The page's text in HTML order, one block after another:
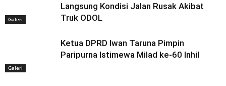
Galeri
Langsung Kondisi Jalan Rusak Akibat
Truk ODOL
Galeri
Ketua DPRD Iwan Taruna Pimpin
Paripurna Istimewa Milad ke-60 Inhil